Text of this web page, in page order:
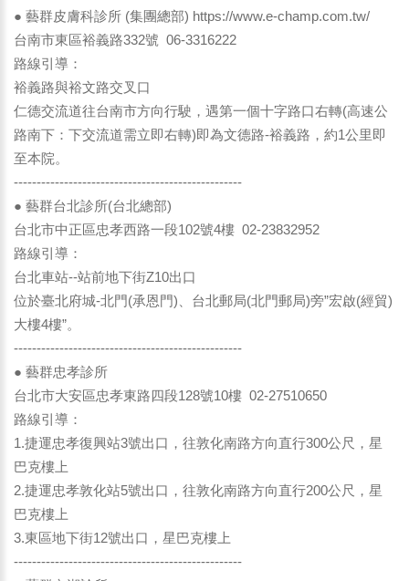
● 藝群皮膚科診所 (集團總部) https://www.e-champ.com.tw/
台南市東區裕義路332號 06-3316222
路線引導：
裕義路與裕文路交叉口
仁德交流道往台南市方向行駛，遇第一個十字路口右轉(高速公
路南下：下交流道需立即右轉)即為文德路-裕義路，約1公里即
至本院。
--------------------------------------------------
● 藝群台北診所(台北總部)
台北市中正區忠孝西路一段102號4樓 02-23832952
路線引導：
台北車站--站前地下街Z10出口
位於臺北府城-北門(承恩門)、台北郵局(北門郵局)旁”宏啟(經貿)
大樓4樓”。
--------------------------------------------------
● 藝群忠孝診所
台北市大安區忠孝東路四段128號10樓 02-27510650
路線引導：
1.捷運忠孝復興站3號出口，往敦化南路方向直行300公尺，星
巴克樓上
2.捷運忠孝敦化站5號出口，往敦化南路方向直行200公尺，星
巴克樓上
3.東區地下街12號出口，星巴克樓上
--------------------------------------------------